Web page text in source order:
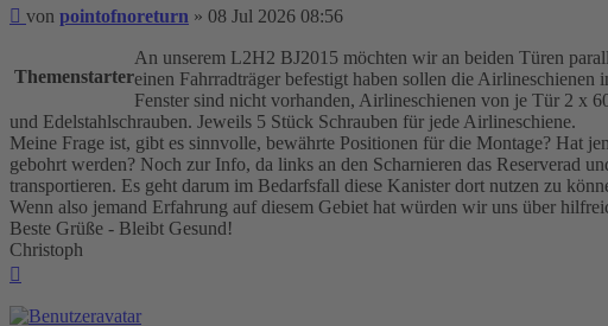
Beitrag
von pointofnoreturn » 08 Jul 2026 08:56
Themenstarter
An unserem L2H2 BJ2015 möchten wir an beiden Türen
einen Fahrradträger befestigt haben sollen die
Fenster sind nicht vorhanden, Airlineschienen von je Tür 2 x
und Edelstahlschrauben. Jeweils 5 Stück Schrauben für jede Airlineschiene.
Meine Frage ist, gibt es sinnvolle, bewährte Positionen für die Montage? Hat
gebohrt werden? Noch zur Info, da links an den Scharnieren das Reserverad
transportieren. Es geht darum im Bedarfsfall diese Kanister dort nutzen zu
Wenn also jemand Erfahrung auf diesem Gebiet hat würden wir uns über
Beste Grüße - Bleibt Gesund!
Christoph